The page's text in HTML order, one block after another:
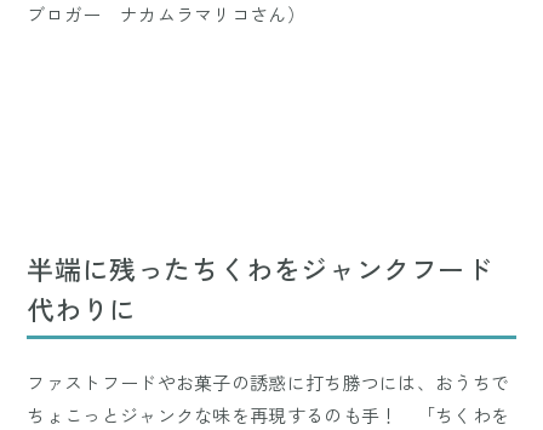
ブロガー ナカムラマリコさん）
半端に残ったちくわをジャンクフード
代わりに
ファストフードやお菓子の誘惑に打ち勝つには、おうちで
ちょこっとジャンクな味を再現するのも手！ 「ちくわを